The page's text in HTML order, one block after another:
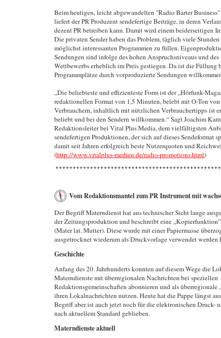
Beim heutigen, leicht abgewandelten "Radio Barter
liefert der PR Produzent sendefertige Beiträge, in deren
dezent PR betreiben kann. Damit wird einem beiderseitigen
Die privaten Sender haben das Problem, täglich viele
möglichst interessanten Programmen zu füllen.
Sendungen sind infolge des hohen Anspruchsniveaus und des
Wettbewerbs erheblich im Preis gestiegen. Da ist die Füllung
Programmplätze durch vorproduzierte Sendungen
„Die beliebteste und effizienteste Form ist der „Hörfunk-
redaktionellen Format von 1,5 Minuten, belebt mit O-Ton
Verbrauchern, inhaltlich mit nützlichen Verbrauchertipps ist
beliebt und bei den Sendern willkommen.“ Sagt Joachim
Redaktionsleiter bei Vital Plus Media, dem vielfältigsten
sendefertigen Produktionen, der sich auf dieses Sendeformat
damit seit Jahren erfolgreich beste Nutzerquoten und
(http://www.vitalplus-medien.de/radio-promotions.html)
Vom Redaktionsmantel zum PR Instrument mit
Der Begriff Materndienst hat aus technischer Sicht lange
der Zeitungsproduktion und beschreibt eine
(Mater lat. Mutter). Diese wurde mit einer Papiermasse
ausgetrocknet wiederum als Druckvorlage verwendet werden
Geschichte
Anfang des 20. Jahrhunderts konnten auf diesem Wege die
Materndienste mit überregionalen Nachrichten bei speziellen
Redaktionsgemeinschaften abonnieren und als überregionale
ihren Lokalnachrichten nutzen. Heute hat die Pappe längst
Begriff aber ist auch jetzt noch für die elektronischen Druck-
nach aktuellem Standard geblieben.
Materndienste aktuell